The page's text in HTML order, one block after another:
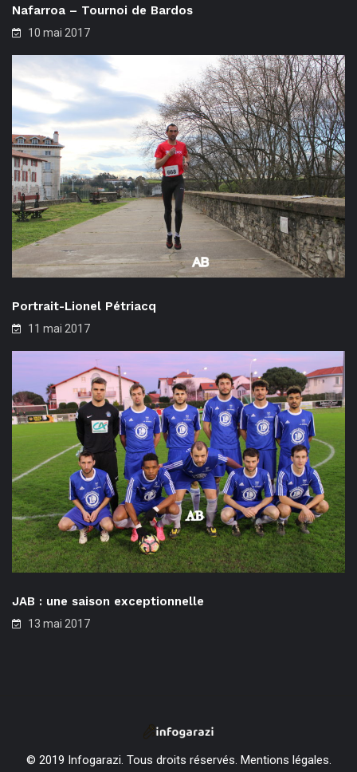
Nafarroa – Tournoi de Bardos
10 mai 2017
Portrait-Lionel Pétriacq
11 mai 2017
JAB : une saison exceptionnelle
13 mai 2017
© 2019 Infogarazi. Tous droits réservés. Mentions légales.